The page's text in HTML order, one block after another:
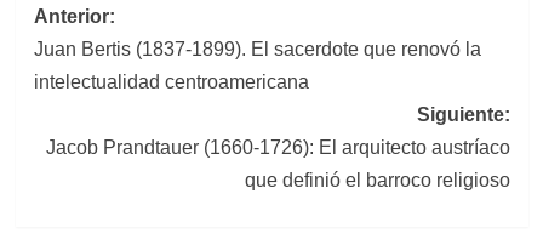
Navegación
de
Anterior:
Juan Bertis (1837-1899). El sacerdote que renovó la
intelectualidad centroamericana
Siguiente:
Jacob Prandtauer (1660-1726): El arquitecto austríaco
que definió el barroco religioso